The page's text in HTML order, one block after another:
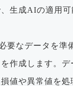
生成AIの適用
要なデータを準
作成します。デ
値や異常値を処